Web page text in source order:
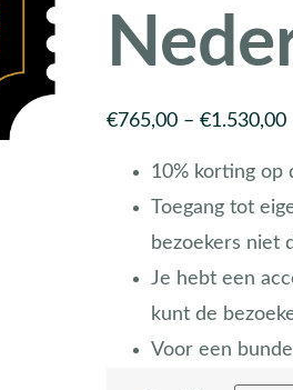
€765,00 – €1.530,00
10% korting op
Toegang tot
bezoekers niet
Je hebt een
kunt de
Voor een